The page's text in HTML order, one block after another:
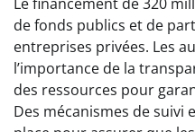
de fonds publics et de
entreprises privées. Les
l’importance de la
des ressources pour
Des mécanismes de suivi